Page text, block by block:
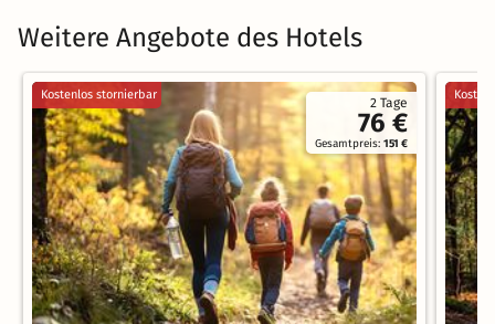
Weitere Angebote des Hotels
2 Tage
76 €
Gesamtpreis:151 €
Kostenlos stornierbar